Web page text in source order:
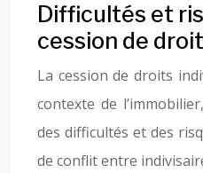
Difficultés et
cession de
La cession de droits
contexte de
des difficultés et des
de conflit entre